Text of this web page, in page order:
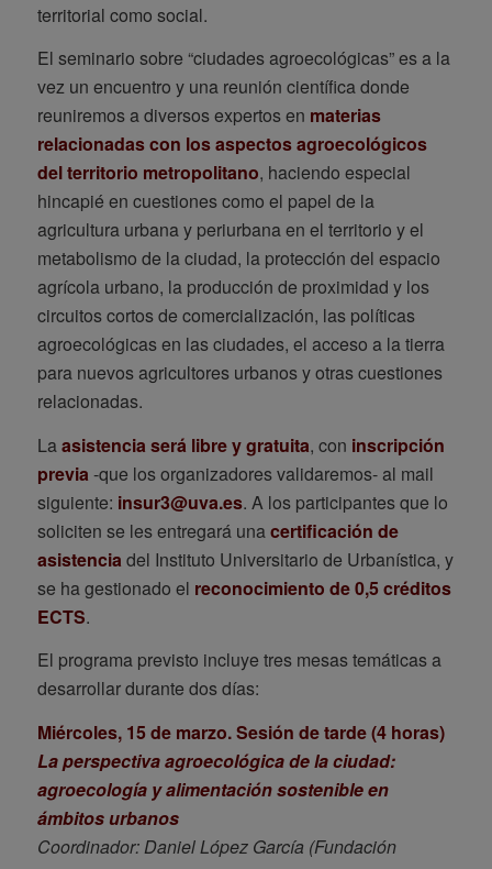
territorial como social.
El seminario sobre “ciudades agroecológicas” es a la
vez un encuentro y una reunión científica donde
reuniremos a diversos expertos en materias
relacionadas con los aspectos agroecológicos
del territorio metropolitano, haciendo especial
hincapié en cuestiones como el papel de la
agricultura urbana y periurbana en el territorio y el
metabolismo de la ciudad, la protección del espacio
agrícola urbano, la producción de proximidad y los
circuitos cortos de comercialización, las políticas
agroecológicas en las ciudades, el acceso a la tierra
para nuevos agricultores urbanos y otras cuestiones
relacionadas.
Laasistencia será libre y gratuita, con inscripción
previa -que los organizadores validaremos- al mail
siguiente: insur3@uva.es. A los participantes que lo
soliciten se les entregará unacertificación de
asistencia del Instituto Universitario de Urbanística, y
se ha gestionado el reconocimiento de 0,5 créditos
ECTS.
El programa previsto incluye tres mesas temáticas a
desarrollar durante dos días:
Miércoles, 15 de marzo. Sesión de tarde (4 horas)
La perspectiva agroecológica de la ciudad:
agroecología y alimentación sostenible en
ámbitos urbanos
Coordinador: Daniel López García (Fundación